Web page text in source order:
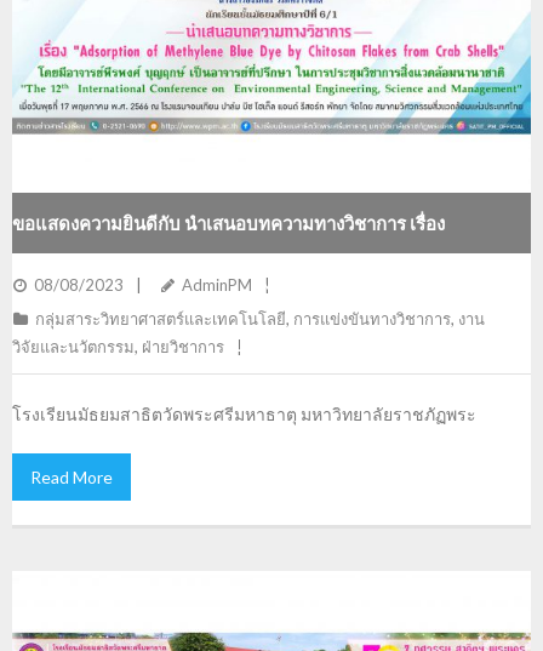
ขอแสดงความยินดีกับ นำเสนอบทความทางวิชาการ เรื่อง
“ADSORPTION OF METHYLENE BLUE DYE BY CHITOSAN
FLAKES FROM CRAB SHELLS”
08/08/2023
AdminPM
กลุ่มสาระวิทยาศาสตร์และเทคโนโลยี, การแข่งขันทางวิชาการ, งาน
วิจัยและนวัตกรรม, ฝ่ายวิชาการ
โรงเรียนมัธยมสาธิตวัดพระศรีมหาธาตุ มหาวิทยาลัยราชภัฏพระ
Read More